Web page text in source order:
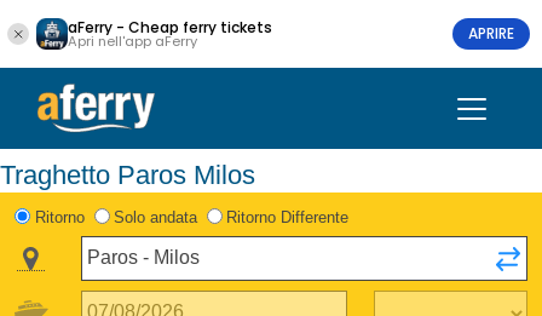
aFerry - Cheap ferry tickets
Apri nell'app aFerry APRIRE
Traghetto Paros Milos
Ritorno Solo andata Ritorno Differente